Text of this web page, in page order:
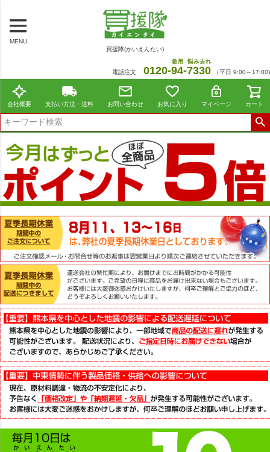
MENU
買援隊(かいえんたい)
電話注文 0120-94
急用
-7330
悩み去れ
（平日 9:00～17:00)
会社概要 支払い方法・送料 お問い合わせ お気に入り マイページ カート